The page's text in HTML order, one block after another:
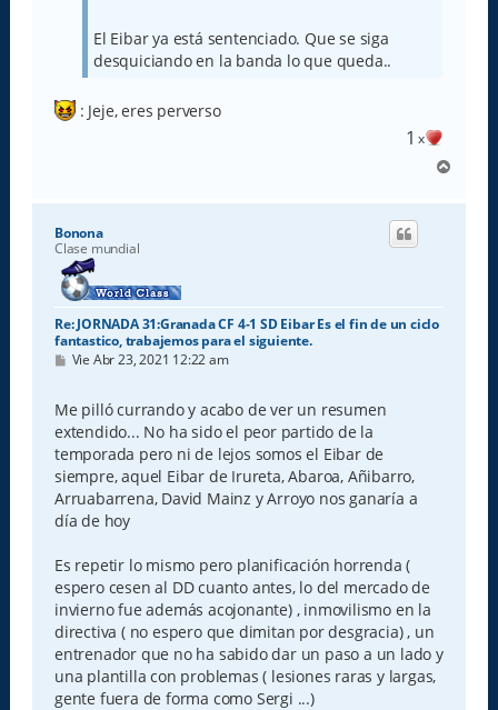
El Eibar ya está sentenciado. Que se siga
desquiciando en la banda lo que queda..
: Jeje, eres perverso
1 x
r
Bonona
Clase mundial
Re: JORNADA 31:Granada CF 4-1 SD Eibar Es el fin de un ciclo
fantastico, trabajemos para el siguiente.
M
s
a
j
e
Vie Abr 23, 2021 12:22 am
Me pilló currando y acabo de ver un resumen
extendido... No ha sido el peor partido de la
temporada pero ni de lejos somos el Eibar de
siempre, aquel Eibar de Irureta, Abaroa, Añibarro,
Arruabarrena, David Mainz y Arroyo nos ganaría a
día de hoy
Es repetir lo mismo pero planificación horrenda (
espero cesen al DD cuanto antes, lo del mercado de
invierno fue además acojonante) , inmovilismo en la
directiva ( no espero que dimitan por desgracia) , un
entrenador que no ha sabido dar un paso a un lado y
una plantilla con problemas ( lesiones raras y largas,
gente fuera de forma como Sergi ...)